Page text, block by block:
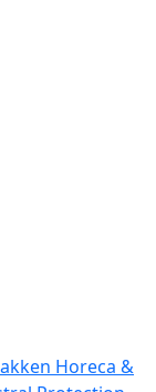
Horeca &